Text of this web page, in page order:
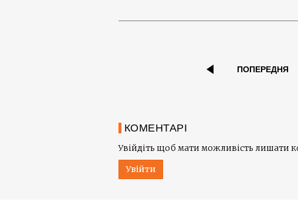
ПОПЕРЕДНЯ
КОМЕНТАРІ
Увійдіть щоб мати можливість лишати
Увійти